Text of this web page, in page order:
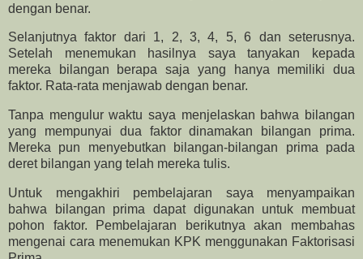
dengan benar.
Selanjutnya faktor dari 1, 2, 3, 4, 5, 6 dan seterusnya.
Setelah menemukan hasilnya saya tanyakan kepada
mereka bilangan berapa saja yang hanya memiliki dua
faktor. Rata-rata menjawab dengan benar.
Tanpa mengulur waktu saya menjelaskan bahwa bilangan
yang mempunyai dua faktor dinamakan bilangan prima.
Mereka pun menyebutkan bilangan-bilangan prima pada
deret bilangan yang telah mereka tulis.
Untuk mengakhiri pembelajaran saya menyampaikan
bahwa bilangan prima dapat digunakan untuk membuat
pohon faktor. Pembelajaran berikutnya akan membahas
mengenai cara menemukan KPK menggunakan Faktorisasi